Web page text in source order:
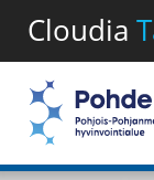
Cloudia